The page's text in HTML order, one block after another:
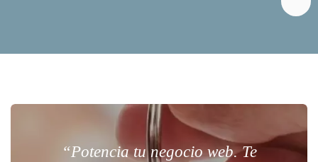
“Potencia tu negocio web. Te